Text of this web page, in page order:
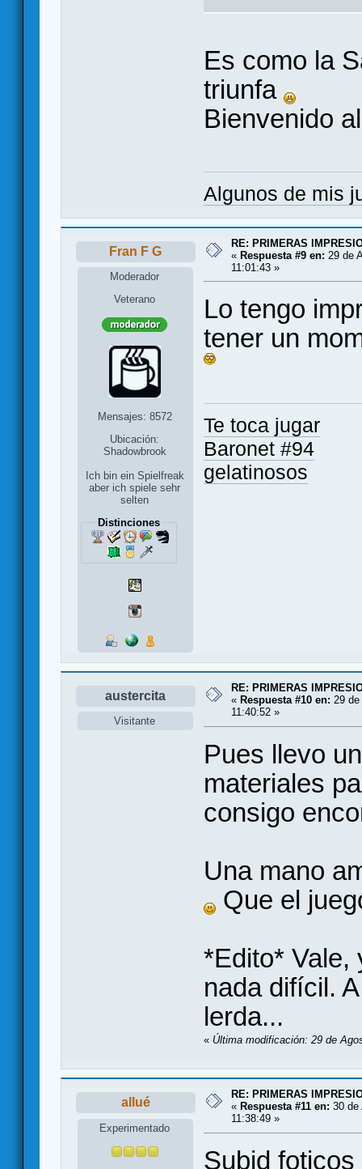
Es como la
triunfa
Bienvenido
Algunos de mis
Fran F G
Moderador
Veterano
Mensajes: 8572
Ubicación:
Shadowbrook
Ich bin ein Spielfreak
aber ich spiele sehr
selten
Distinciones
RE: PRIMERAS
« Respuesta #9 en: 29 de
11:01:43 »
Lo tengo
tener un
Te toca jugar
Baronet #94
gelatinosos
austercita
Visitante
RE: PRIMERAS
« Respuesta #10 en: 29
11:40:52 »
Pues llevo
materiales
consigo
Una mano
Que el
*Edito* Vale,
nada difícil.
lerda...
« Última modificación: 29 de
allué
Experimentado
RE: PRIMERAS
« Respuesta #11 en: 30 de
11:38:49 »
Subid